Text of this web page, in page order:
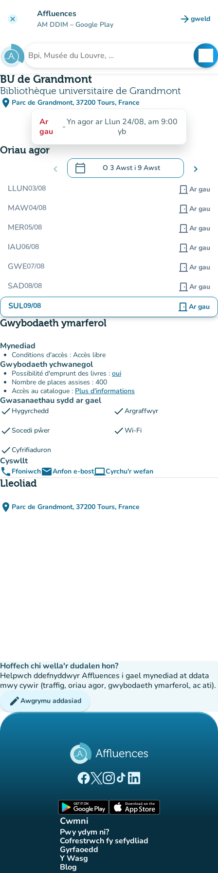
clear Affluences
AM DDIM – Google Play arrow_forward gweld
(tab
Chwilio am sefydliad
BU de Grandmont
Bibliothèque universitaire de Grandmont
place Parc de Grandmont, 37200 Tours, France
(agor yn Google Maps)
(tab newydd)
Ar
gau
-Yn agor ar Llun 24/08, am 9:00
yb
Oriau agor
chevron_left calendar_today O 3 Awst i 9 Awst
.Agor y calendr i newid dyddiadau chevron_right
LLUN03/08 door_front Ar gau
MAW04/08 door_front Ar gau
MER05/08 door_front Ar gau
IAU06/08 door_front Ar gau
GWE07/08 door_front Ar gau
SAD08/08 door_front Ar gau
SUL09/08 door_front Ar gau
Gwybodaeth ymarferol
Mynediad
Conditions d'accès : Accès libre
Gwybodaeth ychwanegol
Possibilité d'emprunt des livres : oui
Nombre de places assises : 400
Accès au catalogue : Plus d'informations
Gwasanaethau sydd ar gael
check Hygyrchedd checkArgraffwyr
checkSocedi pŵer checkWi-Fi
checkCyfrifiaduron
Cyswllt
phone FfoniwchemailAnfon e-bostcomputerCyrchu'r wefan
(tab newydd)
Lleoliad
place Parc de Grandmont, 37200 Tours, France
(agor yn Google Maps)
(tab newydd)
Hoffech chi wella'r dudalen hon?
Helpwch ddefnyddwyr Affluences i gael mynediad at ddata
mwy cywir (traffig, oriau agor, gwybodaeth ymarferol, ac ati).
editAwgrymu addasiad
(tab newydd)
(tab newydd)
(tab newydd)
(tab newydd)
(tab newydd)
Cwmni
Pwy ydym ni?
(tab newydd)
Cofrestrwch fy sefydliad
(tab newydd)
Gyrfaoedd(tab newydd)
Y Wasg(tab newydd)
Blog